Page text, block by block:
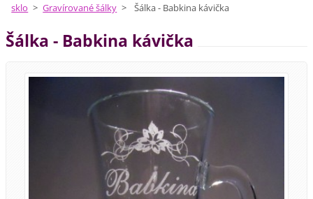
sklo > Gravírované šálky > Šálka - Babkina kávička
Šálka - Babkina kávička